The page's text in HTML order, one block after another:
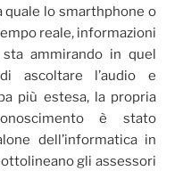
quale lo smarthphone o
reale, informazioni
ammirando in quel
ascoltare l’audio e
più estesa, la propria
è stato
dell’informatica in
gli assessori